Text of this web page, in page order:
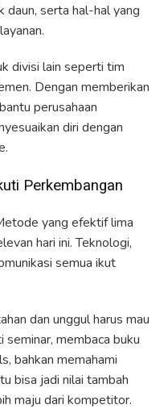
daun, serta hal-hal yang
divisi lain seperti tim
Dengan memberikan
perusahaan
diri dengan
Perkembangan
yang efektif lima
hari ini. Teknologi,
semua ikut
dan unggul harus mau
membaca buku
bahkan memahami
bisa jadi nilai tambah
maju dari kompetitor.